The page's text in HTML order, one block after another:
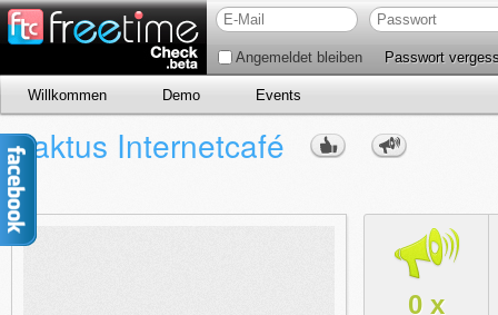
Angemeldet bleiben Passwort
Willkommen Demo Events
Kaktus Internetcafé
0 x